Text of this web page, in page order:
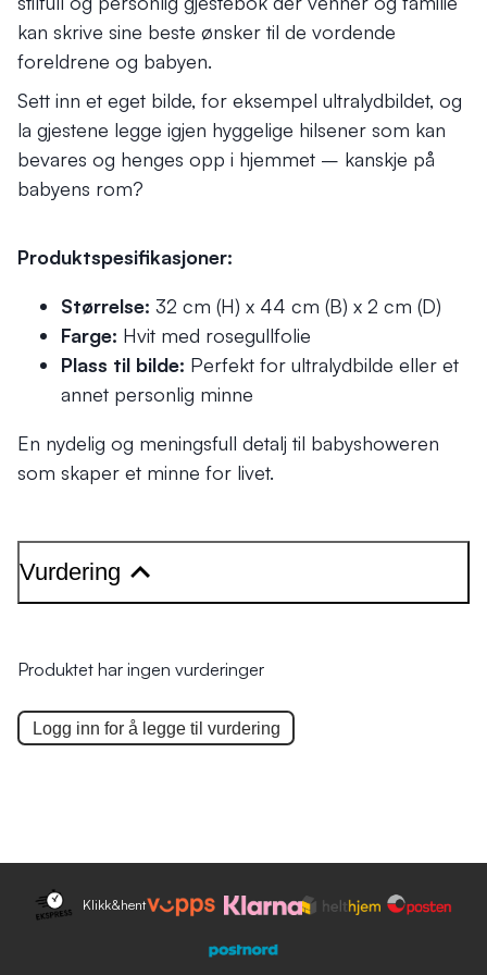
kan skrive sine beste ønsker til de vordende
foreldrene og babyen.
Sett inn et eget bilde, for eksempel ultralydbildet, og
la gjestene legge igjen hyggelige hilsener som kan
bevares og henges opp i hjemmet – kanskje på
babyens rom?
Produktspesifikasjoner:
Størrelse: 32 cm (H) x 44 cm (B) x 2 cm (D)
Farge: Hvit med rosegullfolie
Plass til bilde: Perfekt for ultralydbilde eller et
annet personlig minne
En nydelig og meningsfull detalj til babyshoweren
som skaper et minne for livet.
Vurdering
Produktet har ingen vurderinger
Logg inn for å legge til vurdering
Klikk&hent